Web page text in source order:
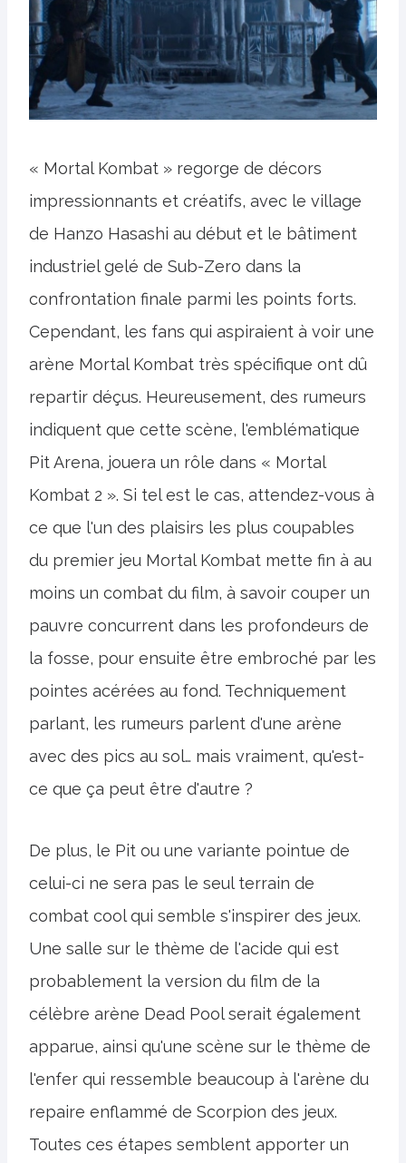
« Mortal Kombat » regorge de décors
impressionnants et créatifs, avec le village
de Hanzo Hasashi au début et le bâtiment
industriel gelé de Sub-Zero dans la
confrontation finale parmi les points forts.
Cependant, les fans qui aspiraient à voir une
arène Mortal Kombat très spécifique ont dû
repartir déçus. Heureusement, des rumeurs
indiquent que cette scène, l'emblématique
Pit Arena, jouera un rôle dans « Mortal
Kombat 2 ». Si tel est le cas, attendez-vous à
ce que l'un des plaisirs les plus coupables
du premier jeu Mortal Kombat mette fin à au
moins un combat du film, à savoir couper un
pauvre concurrent dans les profondeurs de
la fosse, pour ensuite être embroché par les
pointes acérées au fond. Techniquement
parlant, les rumeurs parlent d'une arène
avec des pics au sol… mais vraiment, qu'est-
ce que ça peut être d'autre ?
De plus, le Pit ou une variante pointue de
celui-ci ne sera pas le seul terrain de
combat cool qui semble s'inspirer des jeux.
Une salle sur le thème de l'acide qui est
probablement la version du film de la
célèbre arène Dead Pool serait également
apparue, ainsi qu'une scène sur le thème de
l'enfer qui ressemble beaucoup à l'arène du
repaire enflammé de Scorpion des jeux.
Toutes ces étapes semblent apporter un